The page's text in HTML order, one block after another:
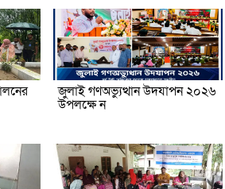
জুলাই গণঅভ্যুত্থান উদযাপন ২০২৬
উপলক্ষে ন